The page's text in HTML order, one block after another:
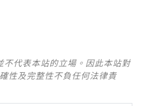
代表本站的立場。因此本站對
性及完整性不負任何法律責